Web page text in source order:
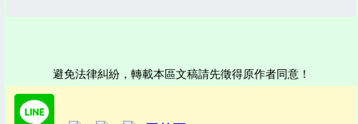
避免法律糾紛，轉載本區文稿請先徵得原作者同意！